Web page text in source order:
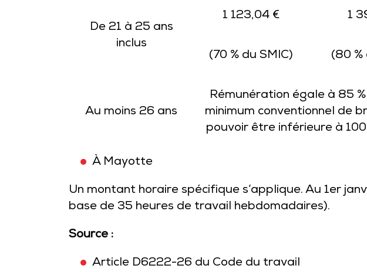
De 21 à 25 ans
inclus
1 123,04 € 1
(70 % du SMIC) (80 %
Au moins 26 ans
Rémunération égale à 85
minimum conventionnel de
pouvoir être inférieure à 100
À Mayotte
Un montant horaire spécifique s’applique. Au 1er
base de 35 heures de travail hebdomadaires).
Source :
Article D6222-26 du Code du travail